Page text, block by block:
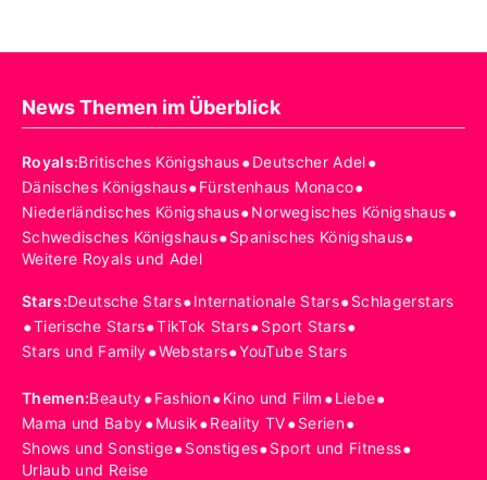
News Themen im Überblick
Royals:Britisches Königshaus•Deutscher Adel•
Dänisches Königshaus•Fürstenhaus Monaco•
Niederländisches Königshaus•Norwegisches Königshaus•
Schwedisches Königshaus•Spanisches Königshaus•
Weitere Royals und Adel
Stars:Deutsche Stars•Internationale Stars•Schlagerstars
•Tierische Stars•TikTok Stars•Sport Stars•
Stars und Family•Webstars•YouTube Stars
Themen:Beauty•Fashion•Kino und Film •Liebe•
Mama und Baby•Musik•Reality TV•Serien•
Shows und Sonstige•Sonstiges•Sport und Fitness•
Urlaub und Reise